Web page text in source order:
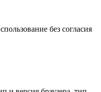
без согласия